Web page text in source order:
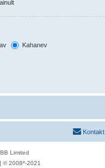
Kahanev
Kontakt
Limited
© 2008*-2021